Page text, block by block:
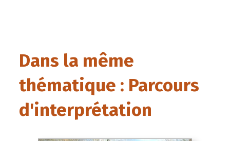
Dans la même
thématique : Parcours
d'interprétation